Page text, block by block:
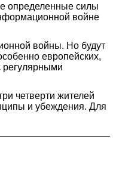
определенные силы
войне
войны. Но будут
европейских,
регулярными
четверти жителей
и убеждения. Для